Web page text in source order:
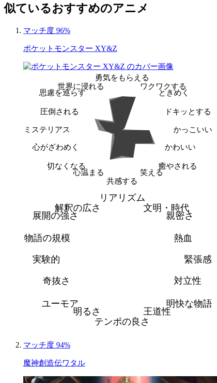
似ているおすすめのアニメ
マッチ度 96%
ポケットモンスター XY&Z
勇気をもらえる
ワクワクする
ときめく
ドキッとする
かっこいい
かわいい
癒やされる
笑える
共感する
心温まる
切なくなる
心がざわめく
ミステリアス
圧倒される
思慮を巡らす
世界に浸れる
リアリズム
文明・時代
親密さ
熱血
緊張感
対立性
明快な物語
王道性
テンポの良さ
明るさ
ユーモア
奇抜さ
実験的
物語の規模
展開の強さ
解釈の広さ
マッチ度 94%
魔神創造伝ワタル